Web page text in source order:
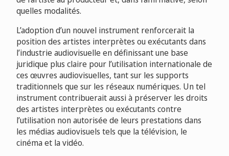
quelles modalités.
L’adoption d’un nouvel instrument renforcerait la
position des artistes interprètes ou exécutants dans
l’industrie audiovisuelle en définissant une base
juridique plus claire pour l’utilisation internationale de
ces œuvres audiovisuelles, tant sur les supports
traditionnels que sur les réseaux numériques. Un tel
instrument contribuerait aussi à préserver les droits
des artistes interprètes ou exécutants contre
l’utilisation non autorisée de leurs prestations dans
les médias audiovisuels tels que la télévision, le
cinéma et la vidéo.